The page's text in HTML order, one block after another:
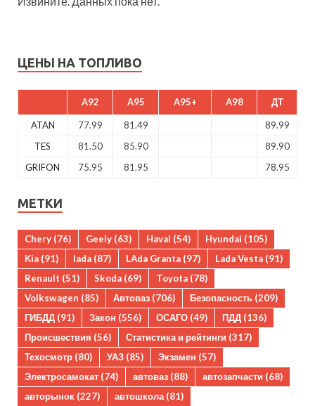
ЦЕНЫ НА ТОПЛИВО
A92 A95 A95+ A98 ДТ
ATAN 77.99 81.49
89.99
TES
81.50 85.90
89.90
GRIFON
75.95 81.95 78.95
МЕТКИ
Chery (76) Geely (63) Haval (54) Hyundai (105)
Kia (91) lada (87) LAda Granta (97) Lada Vesta (91)
Renault (51) Skoda (69) Toyota (78)
Volkswagen (85) Автоваз (706) Безопасность (209)
ГИБДД (91) Закон (556) ОСАГО (49) ПДД (136)
Происшествия (56) Статистика и рейтинги (317)
Техосмотр (80) УАЗ (85) Экзамен (57)
Электросамокат (74) автоваз (88) автозапчасти (68)
авторынок (227) автошкола(81)